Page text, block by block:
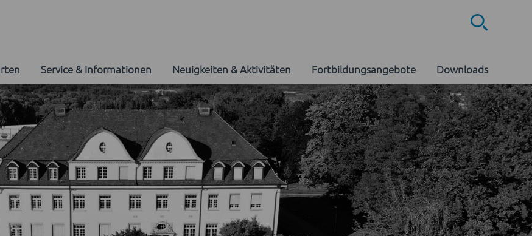
Service & Informationen Neuigkeiten & Aktivitäten Fortbildungsangebote Downloads